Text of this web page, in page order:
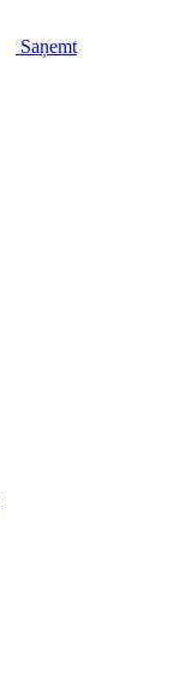
Saņemt